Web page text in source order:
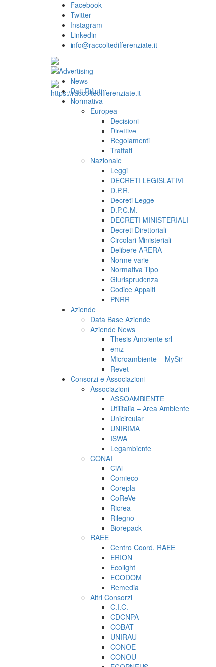
Facebook
Twitter
Instagram
Linkedin
info@raccoltedifferenziate.it
News
Dati Rifiuti
Normativa
Europea
Decisioni
Direttive
Regolamenti
Trattati
Nazionale
Leggi
DECRETI LEGISLATIVI
D.P.R.
Decreti Legge
D.P.C.M.
DECRETI MINISTERIALI
Decreti Direttoriali
Circolari Ministeriali
Delibere ARERA
Norme varie
Normativa Tipo
Giurisprudenza
Codice Appalti
PNRR
Aziende
Data Base Aziende
Aziende News
Thesis Ambiente srl
emz
Microambiente – MySir
Revet
Consorzi e Associazioni
Associazioni
ASSOAMBIENTE
Utilitalia – Area Ambiente
Unicircular
UNIRIMA
ISWA
Legambiente
CONAI
CiAl
Comieco
Corepla
CoReVe
Ricrea
Rilegno
Biorepack
RAEE
Centro Coord. RAEE
ERION
Ecolight
ECODOM
Remedia
Altri Consorzi
C.I.C.
CDCNPA
COBAT
UNIRAU
CONOE
CONOU